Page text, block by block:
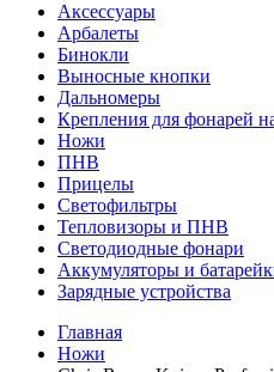
Аксессуары
Арбалеты
Бинокли
Выносные кнопки
Дальномеры
Крепления для фонарей
Ножи
ПНВ
Прицелы
Светофильтры
Тепловизоры и ПНВ
Светодиодные фонари
Аккумуляторы и
Зарядные устройства
Главная
Ножи